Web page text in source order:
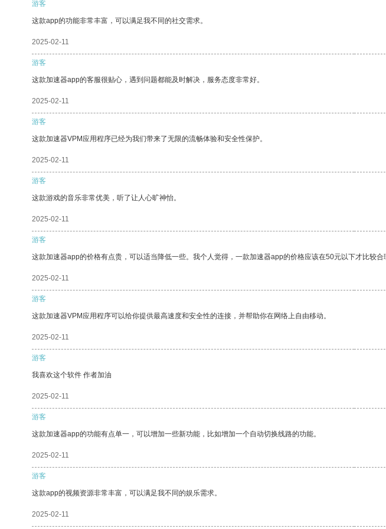
游客
这款app的功能非常丰富，可以满足我不同的社交需求。
2025-02-11
游客
这款加速器app的客服很贴心，遇到问题都能及时解决，服务态度非常好。
2025-02-11
游客
这款加速器VPM应用程序已经为我们带来了无限的流畅体验和安全性保护。
2025-02-11
游客
这款游戏的音乐非常优美，听了让人心旷神怡。
2025-02-11
游客
这款加速器app的价格有点贵，可以适当降低一些。我个人觉得，一款加速器app的价格应该在50元以下才比较合
2025-02-11
游客
这款加速器VPM应用程序可以给你提供最高速度和安全性的连接，并帮助你在网络上自由移动。
2025-02-11
游客
我喜欢这个软件 作者加油
2025-02-11
游客
这款加速器app的功能有点单一，可以增加一些新功能，比如增加一个自动切换线路的功能。
2025-02-11
游客
这款app的视频资源非常丰富，可以满足我不同的娱乐需求。
2025-02-11